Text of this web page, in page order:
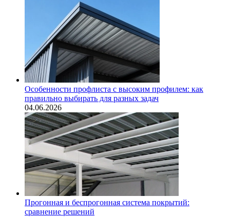
Особенности профлиста с высоким профилем: как
правильно выбирать для разных задач
04.06.2026
Прогонная и беспрогонная система покрытий:
сравнение решений